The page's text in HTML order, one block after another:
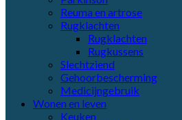
Reuma en artrose
Rugklachten
Rugklachten
Rugkussens
Slechtziend
Gehoorbescherming
Medicijngebruik
Wonen en leven
Keuken